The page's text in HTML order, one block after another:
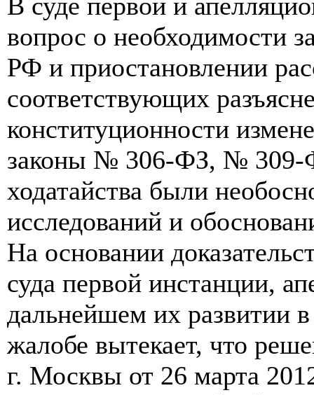
вопрос о необходимости
РФ и приостановлении
соответствующих
конституционности
законы № 306-ФЗ, №
ходатайства были
исследований и
На основании
суда первой инстанции,
дальнейшем их развитии
жалобе вытекает, что
г. Москвы от 26 марта